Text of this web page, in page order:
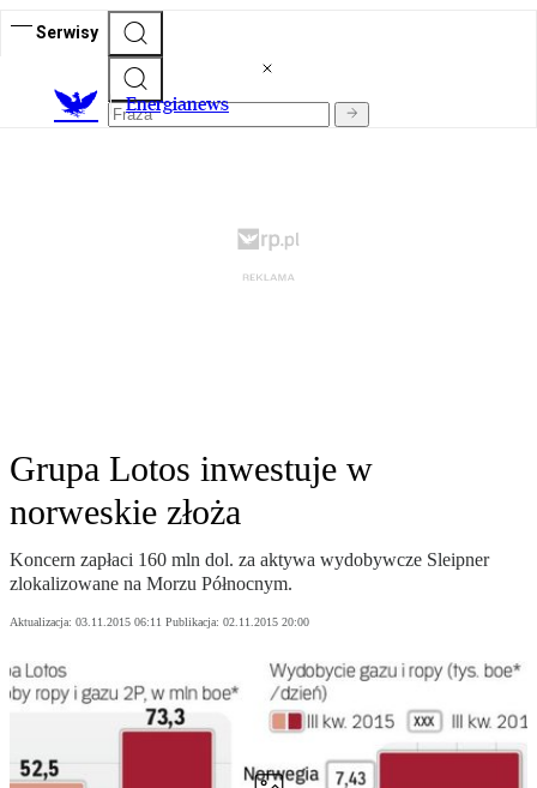
Serwisy
Energianews
Grupa Lotos inwestuje w
norweskie złoża
Koncern zapłaci 160 mln dol. za aktywa wydobywcze Sleipner
zlokalizowane na Morzu Północnym.
Aktualizacja: 03.11.2015 06:11 Publikacja: 02.11.2015 20:00